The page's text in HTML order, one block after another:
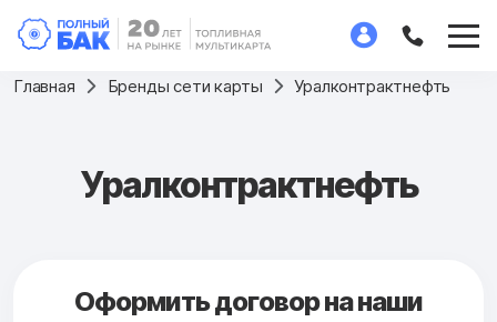
Главная Бренды сети карты Уралконтрактнефть
Уралконтрактнефть
Оформить договор на наши